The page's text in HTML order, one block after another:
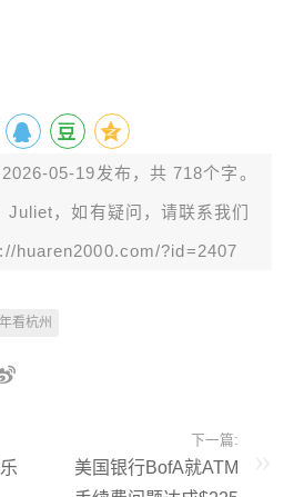
05-19发布，共 718个字。
Juliet，如有疑问，请联系我们
huaren2000.com/?id=2407
看杭州
下一篇:
美国银行BofA就ATM